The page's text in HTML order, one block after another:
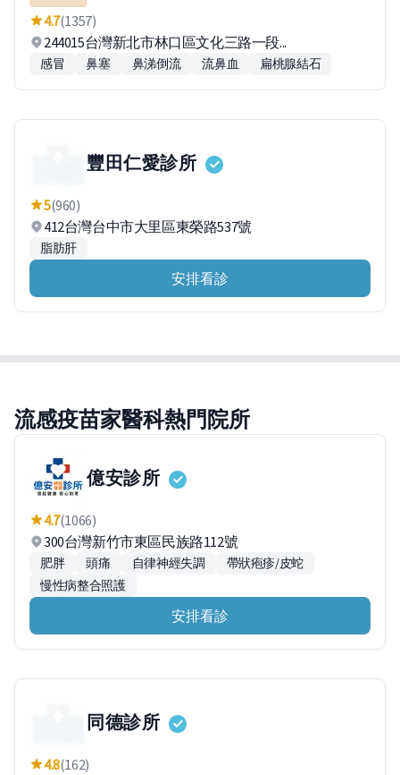
4.7(1357)
244015台灣新北市林口區文化三路一段...
感冒 鼻塞 鼻涕倒流 流鼻血 扁桃腺結石
豐田仁愛診所
5(960)
412台灣台中市大里區東榮路537號
脂肪肝
安排看診
流感疫苗家醫科熱門院所
億安診所
4.7(1066)
300台灣新竹市東區民族路112號
肥胖 頭痛 自律神經失調
帶狀疱疹/皮蛇
慢性病整合照護
安排看診
同德診所
4.8(162)